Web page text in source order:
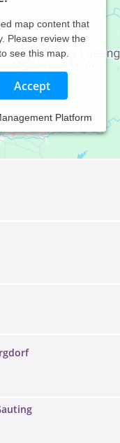
map content that
Please review the
see this map.
Accept
Platform
Psychotherapie